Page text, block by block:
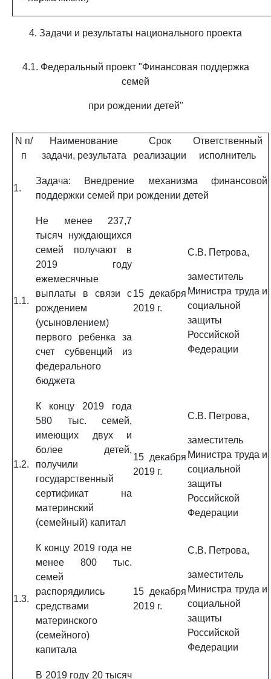
4. Задачи и результаты национального проекта
4.1. Федеральный проект "Финансовая поддержка
семей
при рождении детей"
N п/
п
Наименование
задачи, результата
Срок
реализации
Ответственный
исполнитель
1.
Задача: Внедрение механизма финансовой
поддержки семей при рождении детей
1.1.
Не менее 237,7
тысяч нуждающихся
семей получают в
2019 году
ежемесячные
выплаты в связи с
рождением
(усыновлением)
первого ребенка за
счет субвенций из
федерального
бюджета
15 декабря
2019 г.
С.В. Петрова,
заместитель
Министра труда и
социальной
защиты
Российской
Федерации
1.2.
К концу 2019 года
580 тыс. семей,
имеющих двух и
более детей,
получили
государственный
сертификат на
материнский
(семейный) капитал
15 декабря
2019 г.
С.В. Петрова,
заместитель
Министра труда и
социальной
защиты
Российской
Федерации
1.3.
К концу 2019 года не
менее 800 тыс.
семей
распорядились
средствами
материнского
(семейного)
капитала
15 декабря
2019 г.
С.В. Петрова,
заместитель
Министра труда и
социальной
защиты
Российской
Федерации
В 2019 году 20 тысяч